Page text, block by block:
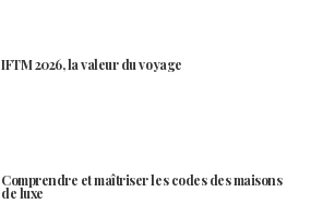
IFTM 2026, la valeur du voyage
Comprendre et maîtriser les codes des maisons
de luxe